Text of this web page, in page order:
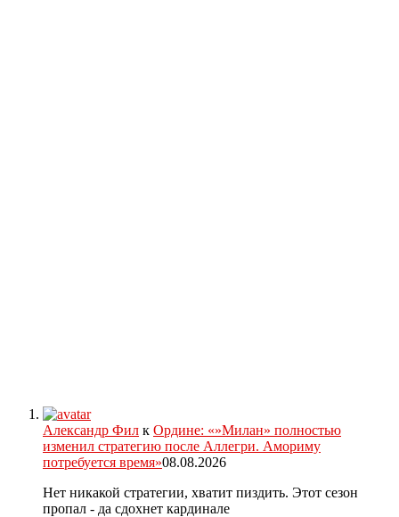
Александр Фил к Ордине: «»Милан» полностью
изменил стратегию после Аллегри. Амориму
потребуется время»08.08.2026
Нет никакой стратегии, хватит пиздить. Этот сезон
пропал - да сдохнет кардинале